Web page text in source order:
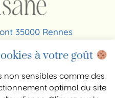
35000 Rennes
lartisane.comà votre goût
non sensibles comme des
optimal du site